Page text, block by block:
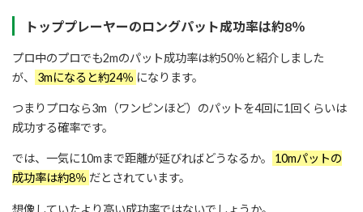
トッププレーヤーのロングパット成功率は約8％
プロ中のプロでも2mのパット成功率は約50％と紹介しました
が、
3mになると約24％ になります。
つまりプロなら3m（ワンピンほど）のパットを4回に1回くらいは
成功する確率です。
では、一気に10mまで距離が延びればどうなるか。
10mパットの
成功率は約8％ だとされています。
想像していたより高い成功率ではないでしょうか。